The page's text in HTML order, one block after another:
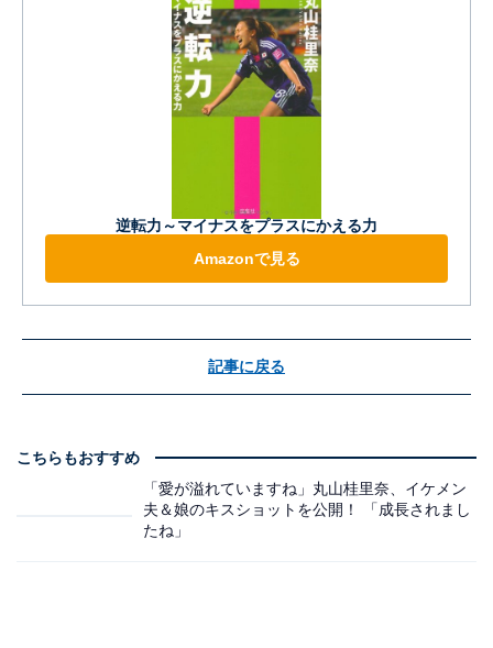
逆転力～マイナスをプラスにかえる力
Amazonで見る
記事に戻る
こちらもおすすめ
「愛が溢れていますね」丸山桂里奈、イケメン
夫＆娘のキスショットを公開！ 「成長されまし
たね」